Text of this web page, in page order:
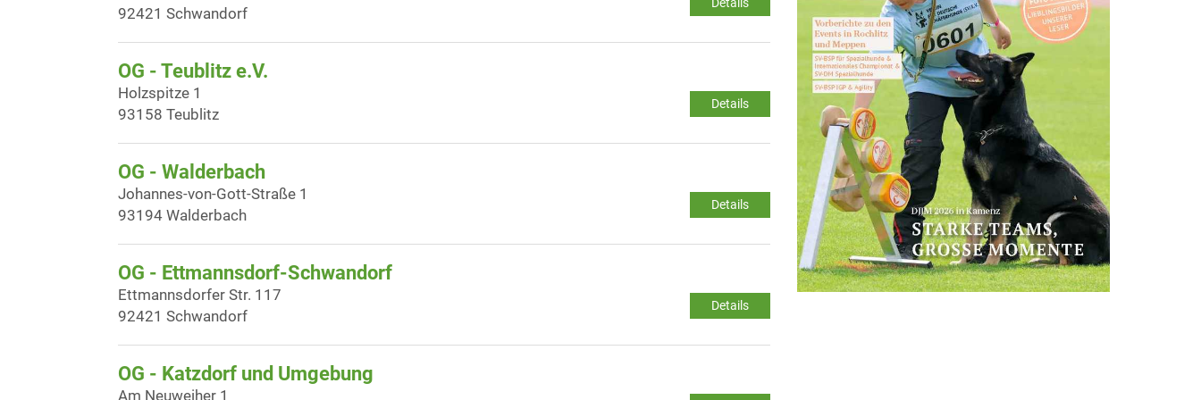
92421 Schwandorf
OG - Teublitz e.V.
Details
Holzspitze 1
93158 Teublitz
OG - Walderbach
Details
Johannes-von-Gott-Straße 1
93194 Walderbach
OG - Ettmannsdorf-Schwandorf
Details
Ettmannsdorfer Str. 117
92421 Schwandorf
OG - Katzdorf und Umgebung
Am Neuweiher 1